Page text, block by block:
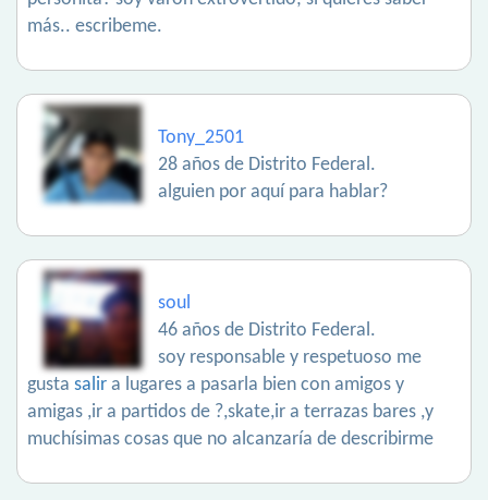
más.. escribeme.
Tony_2501
28 años de Distrito Federal.
alguien por aquí para hablar?
soul
46 años de Distrito Federal.
soy responsable y respetuoso me
gusta salir a lugares a pasarla bien con amigos y
amigas ,ir a partidos de ?,skate,ir a terrazas bares ,y
muchísimas cosas que no alcanzaría de describirme